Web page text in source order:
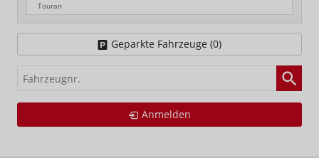
Touran
Geparkte Fahrzeuge (0)
Fahrzeugnr.
Anmelden